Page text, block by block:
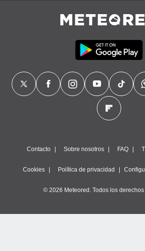
Contacto Sobre nosotros FAQ
Cookies Política de privacidad
© 2026 Meteored. Todos los